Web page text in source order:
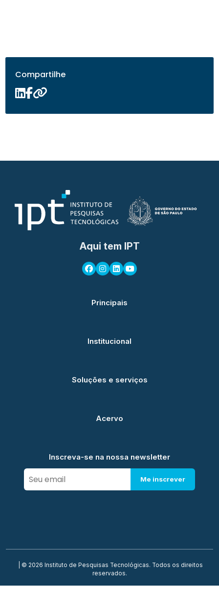
Compartilhe
Aqui tem IPT
Principais
Institucional
Soluções e serviços
Acervo
Inscreva-se na nossa newsletter
Me inscrever
| © 2026 Instituto de Pesquisas Tecnológicas. Todos os direitos
reservados.